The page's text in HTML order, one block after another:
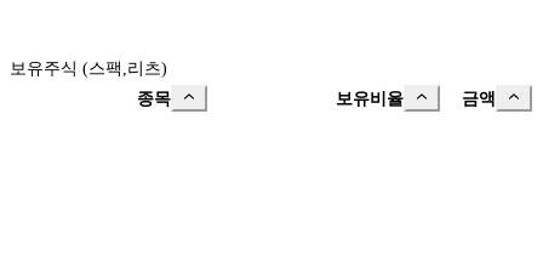
보유주식 (스팩,리츠)
종목
보유비율 금액